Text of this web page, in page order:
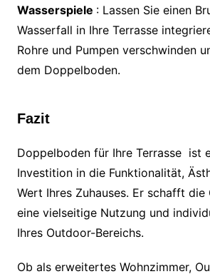
Wasserspiele : Lassen Sie einen
Wasserfall in Ihre Terrasse
Rohre und Pumpen verschwinden
dem Doppelboden.
Fazit
Doppelboden für Ihre Terrasse ist
Investition in die Funktionalität,
Wert Ihres Zuhauses. Er schafft die
eine vielseitige Nutzung und
Ihres Outdoor-Bereichs.
Ob als erweitertes Wohnzimmer,